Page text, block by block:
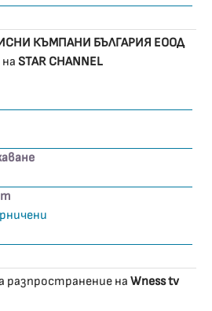
КЪМПАНИ БЪЛГАРИЯ ЕООД
STAR CHANNEL
разпространение на Wness tv